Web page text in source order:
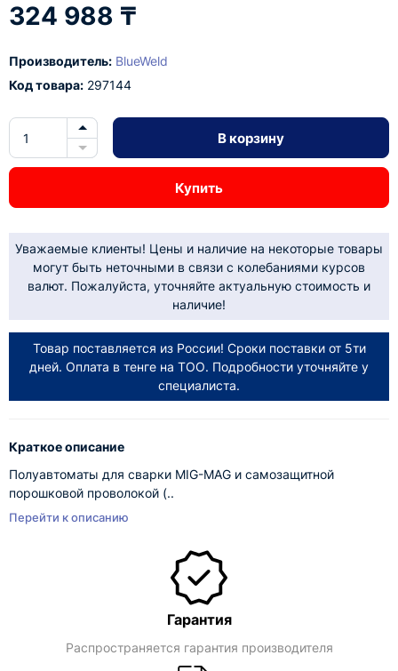
324 988 ₸
Производитель: BlueWeld
Код товара: 297144
В корзину
Купить
Уважаемые клиенты! Цены и наличие на некоторые товары
могут быть неточными в связи с колебаниями курсов
валют. Пожалуйста, уточняйте актуальную стоимость и
наличие!
Товар поставляется из России! Сроки поставки от 5ти
дней. Оплата в тенге на ТОО. Подробности уточняйте у
специалиста.
Краткое описание
Полуавтоматы для сварки MIG-MAG и самозащитной
порошковой проволокой (..
Перейти к описанию
Гарантия
Распространяется гарантия производителя